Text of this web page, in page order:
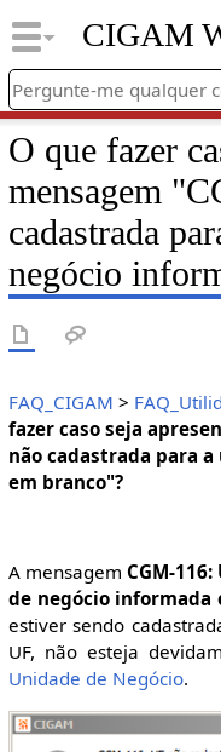
CIGAM
O que fazer
mensagem
cadastrada
negócio
FAQ_CIGAM >
fazer caso seja
não cadastrada para
em branco"?
A mensagem CGM-
de negócio informada
estiver sendo
UF, não esteja
Unidade de Negócio.